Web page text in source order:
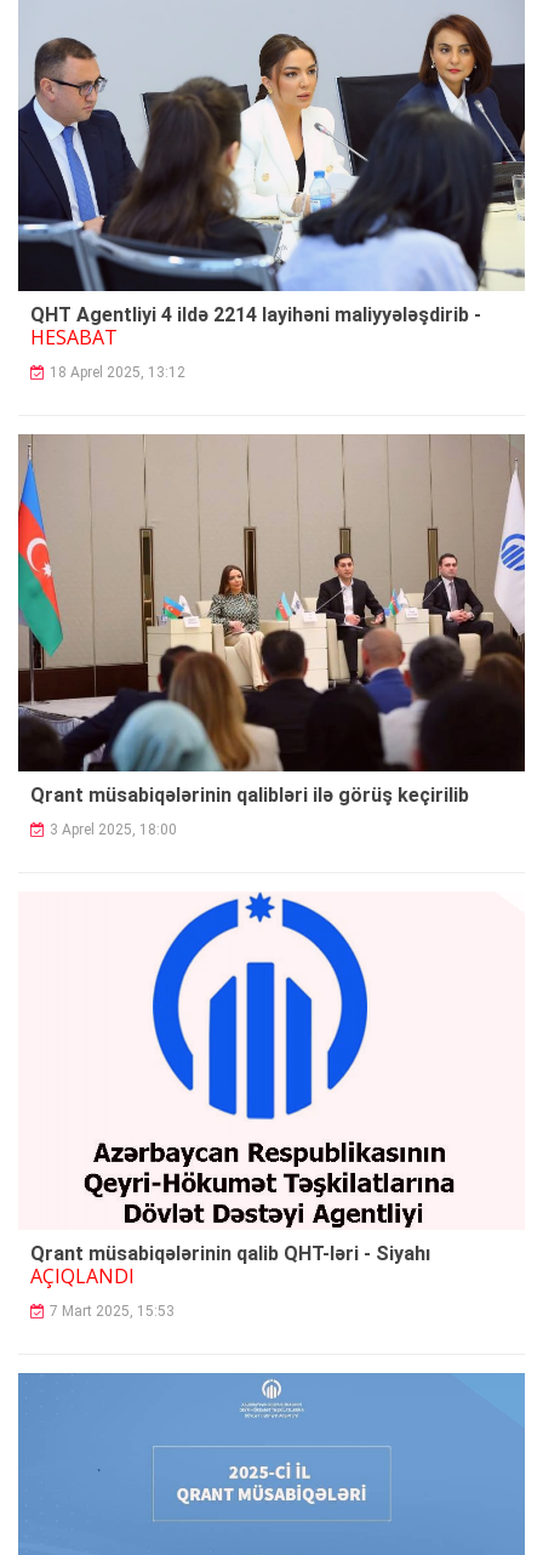
QHT Agentliyi 4 ildə 2214 layihəni maliyyələşdirib -
HESABAT
18 Aprel 2025, 13:12
Qrant müsabiqələrinin qalibləri ilə görüş keçirilib
3 Aprel 2025, 18:00
Qrant müsabiqələrinin qalib QHT-ləri - Siyahı
AÇIQLANDI
7 Mart 2025, 15:53